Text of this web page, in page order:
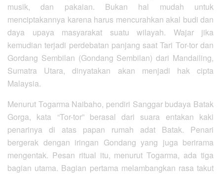
musik, dan pakaian. Bukan hal mudah untuk
menciptakannya karena harus mencurahkan akal budi dan
daya upaya masyarakat suatu wilayah. Wajar jika
kemudian terjadi perdebatan panjang saat Tari Tor-tor dan
Gordang Sembilan (Gondang Sembilan) dari Mandailing,
Sumatra Utara, dinyatakan akan menjadi hak cipta
Malaysia.
Menurut Togarma Naibaho, pendiri Sanggar budaya Batak
Gorga, kata “Tor-tor” berasal dari suara entakan kaki
penarinya di atas papan rumah adat Batak. Penari
bergerak dengan iringan Gondang yang juga berirama
mengentak. Pesan ritual itu, menurut Togarma, ada tiga
bagian utama. Bagian pertama melambangkan rasa takut